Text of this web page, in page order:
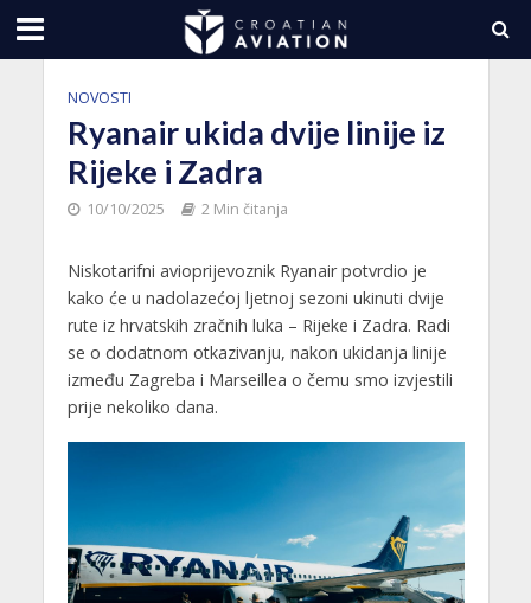
NOVOSTI
Ryanair ukida dvije linije iz
Rijeke i Zadra
10/10/2025 2 Min čitanja
Niskotarifni avioprijevoznik Ryanair potvrdio je
kako će u nadolazećoj ljetnoj sezoni ukinuti dvije
rute iz hrvatskih zračnih luka – Rijeke i Zadra. Radi
se o dodatnom otkazivanju, nakon ukidanja linije
između Zagreba i Marseillea o čemu smo izvjestili
prije nekoliko dana.